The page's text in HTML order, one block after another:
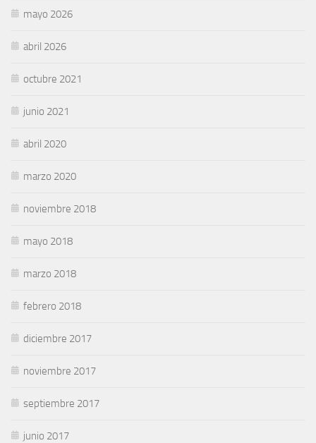
mayo 2026
abril 2026
octubre 2021
junio 2021
abril 2020
marzo 2020
noviembre 2018
mayo 2018
marzo 2018
febrero 2018
diciembre 2017
noviembre 2017
septiembre 2017
junio 2017